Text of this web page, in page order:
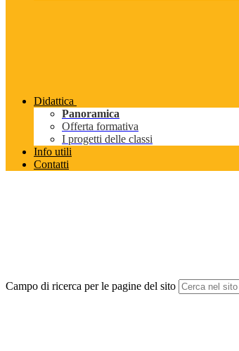
Didattica
Panoramica
Offerta formativa
I progetti delle classi
Info utili
Contatti
Campo di ricerca per le pagine del sito